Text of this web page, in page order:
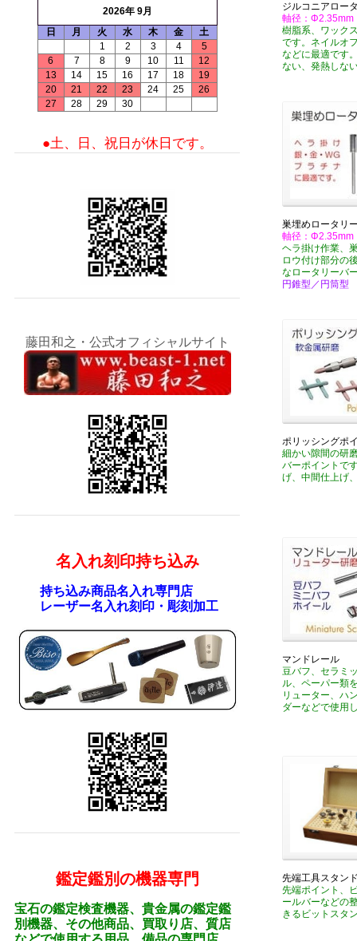
ジルコニアロー
軸径：Φ2.35mm
樹脂系、ワック
です。ネイルオ
などに最適です
ない、発熱しな
巣埋めロータリ
軸径：Φ2.35mm
ヘラ掛け作業、
ロウ付け部分の
なロータリーバ
円錐型／円筒型
ポリッシングポ
細かい隙間の研
バーポイントで
げ、中間仕上げ
マンドレール
豆バフ、セラミ
ル、ペーパー類
リューター、ハ
ダーなどで使用
先端工具スタン
先端ポイント、
ールバーなどの
きるビットスタ
2026年 9月
日
月 火 水 木 金
土
1
2 3 4
5
6
7 8 9 10 11
12
13
14 15 16 17 18
19
20
21 22 23 24 25
26
27
28 29 30
●土、日、祝日が休日です。
藤田和之・公式オフィシャルサイト
名入れ刻印持ち込み
持ち込み商品名入れ専門店
レーザー名入れ刻印・彫刻加工
鑑定鑑別の機器専門
宝石の鑑定検査機器、貴金属の鑑定鑑
別機器、その他商品、買取り店、質店